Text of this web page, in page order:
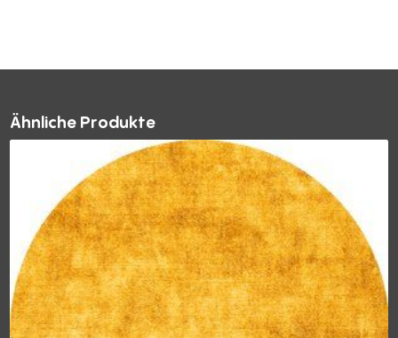
Ähnliche Produkte